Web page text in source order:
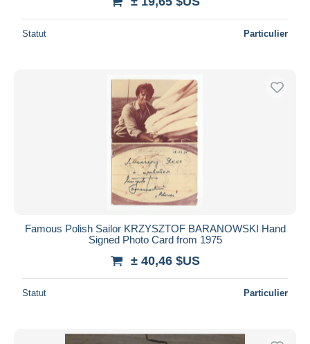
Statut Particulier
Famous Polish Sailor KRZYSZTOF BARANOWSKI Hand
Signed Photo Card from 1975
± 40,46 $US
Statut Particulier